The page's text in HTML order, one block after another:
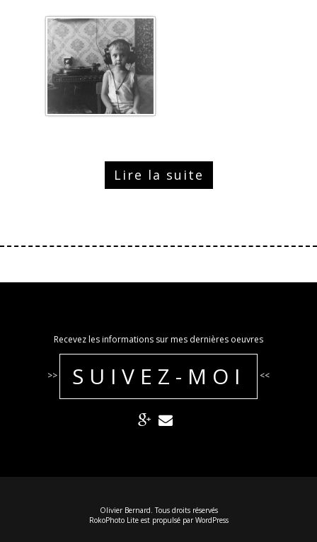
Lire la suite
Recevez les informations sur mes dernières oeuvres
>> SUIVEZ-MOI <<
Olivier Bernard. Tous droits réservés
RokoPhoto Liteest propulsé par WordPress